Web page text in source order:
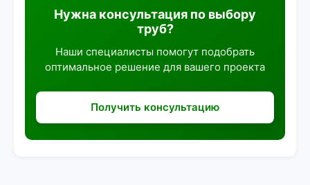
Нужна консультация по выбору
труб?
Наши специалисты помогут подобрать
оптимальное решение для вашего проекта
Получить консультацию